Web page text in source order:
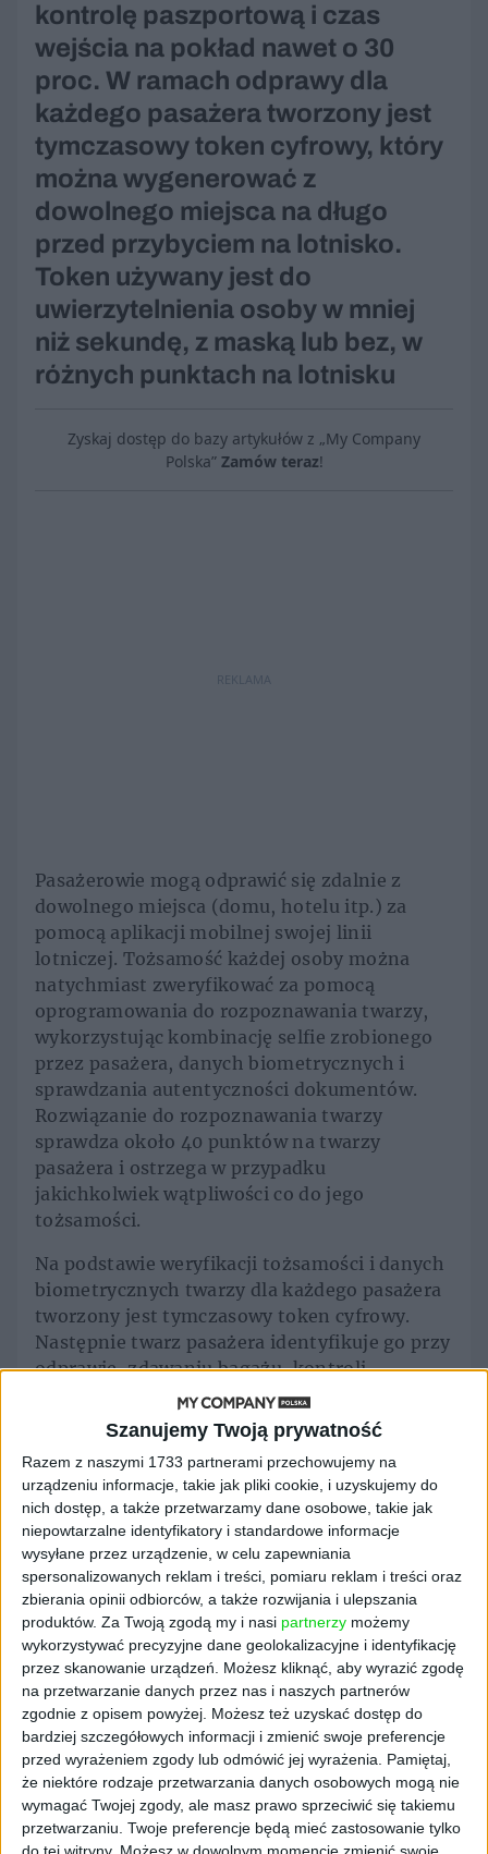
Szanujemy Twoją prywatność
Razem z naszymi 1733 partnerami przechowujemy na
urządzeniu informacje, takie jak pliki cookie, i uzyskujemy do
nich dostęp, a także przetwarzamy dane osobowe, takie jak
niepowtarzalne identyfikatory i standardowe informacje
wysyłane przez urządzenie, w celu zapewniania
spersonalizowanych reklam i treści, pomiaru reklam i treści oraz
zbierania opinii odbiorców, a także rozwijania i ulepszania
produktów. Za Twoją zgodą my i nasi partnerzy możemy
wykorzystywać precyzyjne dane geolokalizacyjne i identyfikację
przez skanowanie urządzeń. Możesz kliknąć, aby wyrazić zgodę
na przetwarzanie danych przez nas i naszych partnerów
zgodnie z opisem powyżej. Możesz też uzyskać dostęp do
bardziej szczegółowych informacji i zmienić swoje preferencje
przed wyrażeniem zgody lub odmówić jej wyrażenia.
Pamiętaj,
że niektóre rodzaje przetwarzania danych osobowych mogą nie
wymagać Twojej zgody, ale masz prawo sprzeciwić się takiemu
przetwarzaniu. Twoje preferencje będą mieć zastosowanie tylko
kontrolę paszportową i czas
wejścia na pokład nawet o 30
proc. W ramach odprawy dla
każdego pasażera tworzony jest
tymczasowy token cyfrowy, który
można wygenerować z
dowolnego miejsca na długo
przed przybyciem na lotnisko.
Token używany jest do
uwierzytelnienia osoby w mniej
niż sekundę, z maską lub bez, w
różnych punktach na lotnisku
Zyskaj dostęp do bazy artykułów z „My Company
Polska” Zamów teraz!
REKLAMA
Pasażerowie mogą odprawić się zdalnie z
dowolnego miejsca (domu, hotelu itp.) za
pomocą aplikacji mobilnej swojej linii
lotniczej. Tożsamość każdej osoby można
natychmiast zweryfikować za pomocą
oprogramowania do rozpoznawania twarzy,
wykorzystując kombinację selfie zrobionego
przez pasażera, danych biometrycznych i
sprawdzania autentyczności dokumentów.
Rozwiązanie do rozpoznawania twarzy
sprawdza około 40 punktów na twarzy
pasażera i ostrzega w przypadku
jakichkolwiek wątpliwości co do jego
tożsamości.
Na podstawie weryfikacji tożsamości i danych
biometrycznych twarzy dla każdego pasażera
tworzony jest tymczasowy token cyfrowy.
Następnie twarz pasażera identyfikuje go przy
odprawie, zdawaniu bagażu, kontroli
bezpieczeństwa, kontroli paszportowej i
bramce wejściowej, eliminując konieczność
okazywania biletu i dowodu osobistego w
każdym punkcie kontrolnym. System
analizuje rysy twarzy danej osoby w czasie
rzeczywistym, nawet gdy nosi ona maseczkę
ochronną, i dopasowuje je do odpowiedniej
tożsamości cyfrowej w systemie. Żadne dane
osobowe ani zdjęcia nie są przechowywane –
zaszyfrowany kod utworzony podczas
odprawy jest jedynym odniesieniem, którego
wymaga system.
Identyfikacja pasażerów
przy bramce wejściowej w
mniej niż sekundę